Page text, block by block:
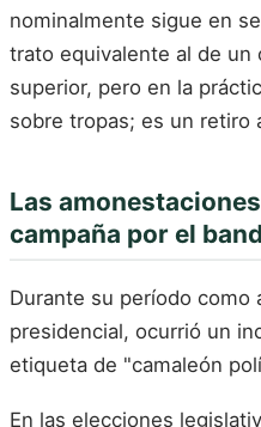
nominalmente sigue en
trato equivalente al de
superior, pero en la
sobre tropas; es un retiro
Las
campaña por el
Durante su período como
presidencial, ocurrió un
etiqueta de "camaleón
En las elecciones